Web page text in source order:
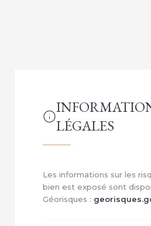
LÉGALES
Les informations sur les
bien est exposé sont
Géorisques :